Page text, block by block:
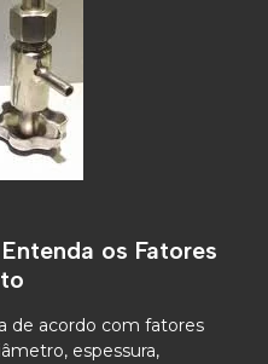
os Fatores
de acordo com fatores
espessura,